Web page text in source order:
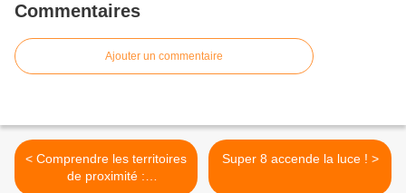
Commentaires
Ajouter un commentaire
< Comprendre les territoires
de proximité :
Super 8 accende la luce ! >